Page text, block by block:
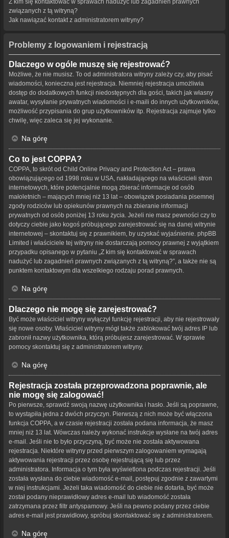
związanych z tą witryną?
Jak nawiązać kontakt z administratorem witryny?
Problemy z logowaniem i rejestracją
Dlaczego w ogóle muszę się rejestrować?
Możliwe, że nie musisz. To od administratora witryny zależy czy, aby pisać
wiadomości, konieczna jest rejestracja. Niemniej rejestracja umożliwia
dostęp do dodatkowych funkcji niedostępnych dla gości, takich jak własny
awatar, wysyłanie prywatnych wiadomości i e-maili do innych użytkowników,
możliwość przypisania do grup użytkowników itp. Rejestracja zajmuje tylko
chwilę, więc zaleca się jej wykonanie.
Na górę
Co to jest COPPA?
COPPA, to skrót od Child Online Privacy and Protection Act – prawa
obowiązującego od 1998 roku w USA, nakładającego na właścicieli stron
internetowych, które potencjalnie mogą zbierać informacje od osób
małoletnich – mających mniej niż 13 lat – obowiązek posiadania pisemnej
zgody rodziców lub opiekunów prawnych na zbieranie informacji
prywatnych od osób poniżej 13 roku życia. Jeżeli nie masz pewności czy to
dotyczy ciebie jako kogoś próbującego zarejestrować się na danej witrynie
internetowej – skontaktuj się z prawnikiem, by uzyskać wyjaśnienie. phpBB
Limited i właściciele tej witryny nie dostarczają pomocy prawnej z wyjątkiem
przypadku opisanego w pytaniu „Z kim się kontaktować w sprawach
nadużyć lub zagadnień prawnych związanych z tą witryną?”, a także nie są
punktem kontaktowym dla wszelkiego rodzaju porad prawnych.
Na górę
Dlaczego nie mogę się zarejestrować?
Być może właściciel witryny wyłączył funkcję rejestracji, aby nie rejestrowały
się nowe osoby. Właściciel witryny mógł także zablokować twój adres IP lub
zabronił nazwy użytkownika, którą próbujesz zarejestrować. W sprawie
pomocy skontaktuj się z administratorem witryny.
Na górę
Rejestracja została przeprowadzona poprawnie, ale
nie mogę się zalogować!
Po pierwsze, sprawdź swoją nazwę użytkownika i hasło. Jeśli są poprawne,
to wystąpiła jedna z dwóch przyczyn. Pierwszą z nich może być włączona
funkcja COPPA, a w czasie rejestracji została podana informacja, że masz
mniej niż 13 lat. Wówczas należy wykonać instrukcje wysłane na twój adres
e-mail. Jeśli nie to było przyczyną, być może nie została aktywowana
rejestracja. Niektóre witryny przed pierwszym zalogowaniem wymagają
aktywowania rejestracji przez osobę rejestrującą się lub przez
administratora. Informacja o tym była wyświetlona podczas rejestracji. Jeśli
została wysłana do ciebie wiadomość e-mail, postępuj zgodnie z zawartymi
w niej instrukcjami. Jeżeli taka wiadomość do ciebie nie dotarła, być może
został podany nieprawidłowy adres e-mail lub wiadomość została
zatrzymana przez filtr antyspamowy. Jeśli na pewno podany przez ciebie
adres e-mail jest prawidłowy, spróbuj skontaktować się z administratorem.
Na górę